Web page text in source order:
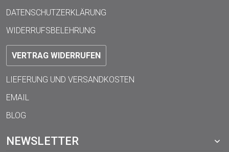
DATENSCHUTZERKLÄRUNG
WIDERRUFSBELEHRUNG
VERTRAG WIDERRUFEN
LIEFERUNG UND VERSANDKOSTEN
EMAIL
BLOG
NEWSLETTER